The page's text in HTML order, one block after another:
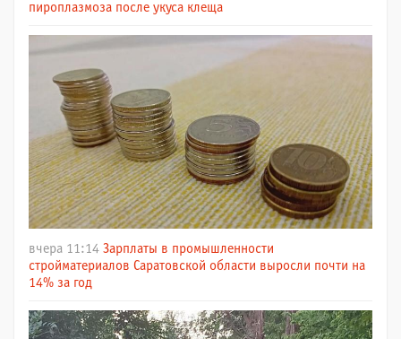
пироплазмоза после укуса клеща
вчера 11:14 Зарплаты в промышленности
стройматериалов Саратовской области выросли почти на
14% за год